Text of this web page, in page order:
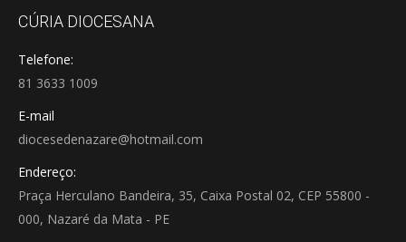
CÚRIA DIOCESANA
Telefone:
81 3633 1009
E-mail
diocesedenazare@hotmail.com
Endereço:
Praça Herculano Bandeira, 35, Caixa Postal 02, CEP 55800 -
000, Nazaré da Mata - PE